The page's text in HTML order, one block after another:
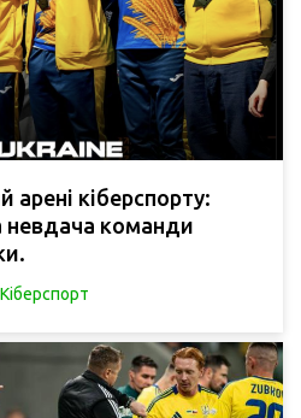
арені кіберспорту:
невдача команди
Кіберспорт